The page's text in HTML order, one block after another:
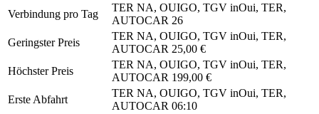
Verbindung pro Tag
TER NA, OUIGO, TGV inOui, TER,
AUTOCAR 26
Geringster Preis
TER NA, OUIGO, TGV inOui, TER,
AUTOCAR 25,00 €
Höchster Preis
TER NA, OUIGO, TGV inOui, TER,
AUTOCAR 199,00 €
Erste Abfahrt
TER NA, OUIGO, TGV inOui, TER,
AUTOCAR 06:10